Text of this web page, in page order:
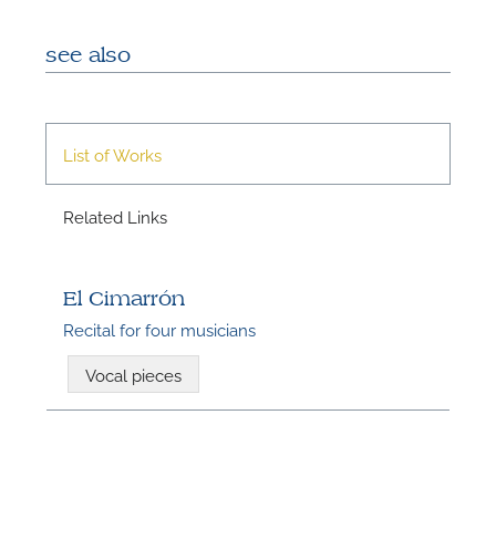
see also
List of Works
Related Links
El Cimarrón
Recital for four musicians
Vocal pieces